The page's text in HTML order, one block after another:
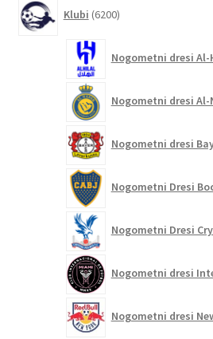
Klubi 6200izdelkov
Nogometni dresi
Nogometni dresi Al-
Nogometni dresi
Nogometni Dresi
Nogometni Dresi
Nogometni dresi
Nogometni dresi